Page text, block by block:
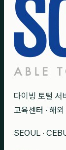
다이빙 토털 서
교육센터 · 해
SEOUL ·